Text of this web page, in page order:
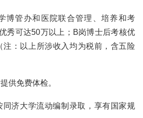
博管办和医院联合管理、培养和考
秀可达50万以上；B岗博士后考核优
注：以上所涉收入均为税前，含五险
供免费体检。
同济大学流动编制录取，享有国家规